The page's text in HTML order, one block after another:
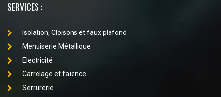
SERVICES :
Isolation, Cloisons et faux plafond
Menuiserie Métallique
Electricité
Carrelage et faïence
Serrurerie